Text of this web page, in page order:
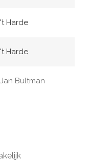
't Harde
't Harde
Jan Bultman